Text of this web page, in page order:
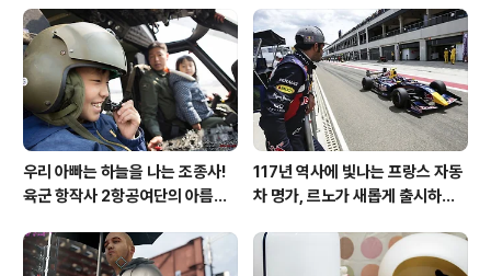
우리 아빠는 하늘을 나는 조종사!
육군 항작사 2항공여단의 아름다
117년 역사에 빛나는 프랑스 자동
차 명가, 르노가 새롭게 출시하는